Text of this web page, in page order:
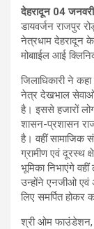
देहरादून 04
डायवर्जन राजपुर
नेत्रधाम देहरादून
मोबााईल आई
जिलाधिकारी ने
नेत्र देखभाल
है। इससे हजारों
शासन-प्रशासन
है। वहीं सामाजिक
ग्रामीण एवं दूरस्थ
भूमिका निभाएंगे
उन्होंने एनजीओ
लिए समर्पित
श्री ओम फाउंडेशन,